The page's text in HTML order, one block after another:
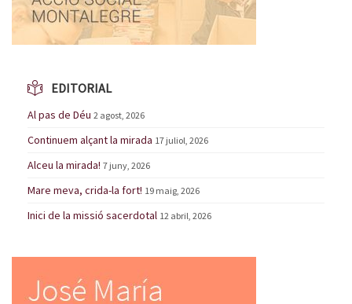
EDITORIAL
Al pas de Déu 2 agost, 2026
Continuem alçant la mirada 17 juliol, 2026
Alceu la mirada! 7 juny, 2026
Mare meva, crida-la fort! 19 maig, 2026
Inici de la missió sacerdotal 12 abril, 2026